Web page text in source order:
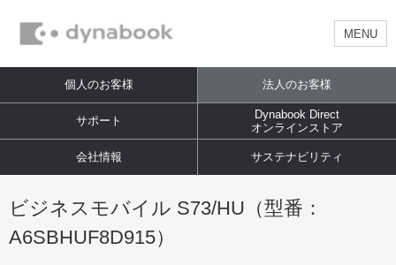
MENU
個人のお客様 法人のお客様
サポート
Dynabook Direct
オンラインストア
会社情報 サステナビリティ
ビジネスモバイル S73/HU（型番：
A6SBHUF8D915）